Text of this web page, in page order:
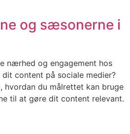
og sæsonerne i
nærhed og engagement hos
content på sociale medier?
hvordan du målrettet kan bruge
til at gøre dit content relevant.